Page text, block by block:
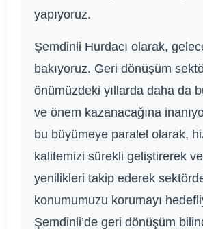
yapıyoruz.
Şemdinli Hurdacı olarak,
bakıyoruz. Geri dönüşüm
önümüzdeki yıllarda daha da
ve önem kazanacağına
bu büyümeye paralel olarak,
kalitemizi sürekli geliştirerek
yenilikleri takip ederek
konumumuzu korumayı
Şemdinli’de geri dönüşüm